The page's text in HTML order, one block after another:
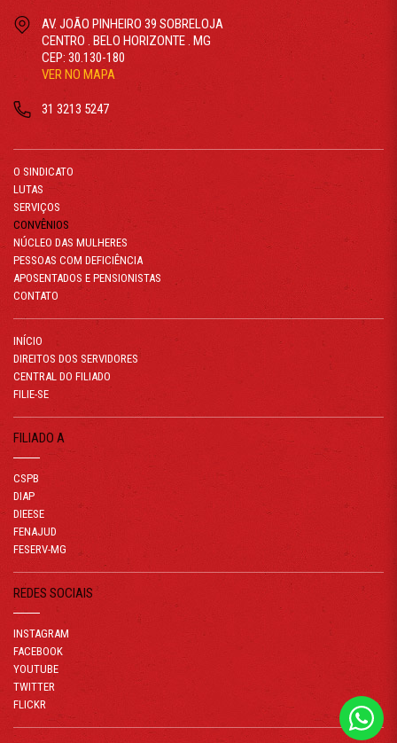
AV. JOÃO PINHEIRO 39 SOBRELOJA
CENTRO . BELO HORIZONTE . MG
CEP: 30.130-180
VER NO MAPA
31 3213 5247
O SINDICATO
LUTAS
SERVIÇOS
CONVÊNIOS
NÚCLEO DAS MULHERES
PESSOAS COM DEFICIÊNCIA
APOSENTADOS E PENSIONISTAS
CONTATO
INÍCIO
DIREITOS DOS SERVIDORES
CENTRAL DO FILIADO
FILIE-SE
FILIADO A
CSPB
DIAP
DIEESE
FENAJUD
FESERV-MG
REDES SOCIAIS
INSTAGRAM
FACEBOOK
YOUTUBE
TWITTER
FLICKR